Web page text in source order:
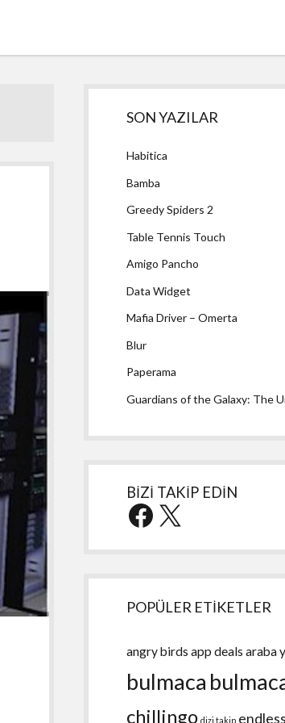
Yan
Menü
SON YAZILAR
Habitica
Bamba
Greedy Spiders 2
Table Tennis Touch
Amigo Pancho
Data Widget
Mafia Driver – Omerta
Blur
Paperama
Guardians of the Galaxy: The
BİZİ TAKİP EDİN
Facebook
X
POPÜLER ETİKETLER
angry birds app deals araba
bulmaca
chillingo dizi takip